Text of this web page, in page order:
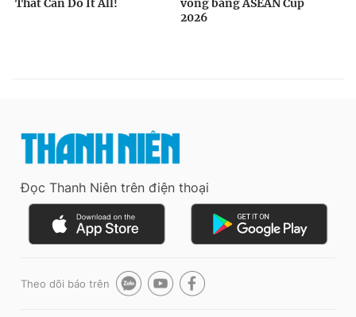
Đọc Thanh Niên trên điện thoại
Theo dõi báo trên